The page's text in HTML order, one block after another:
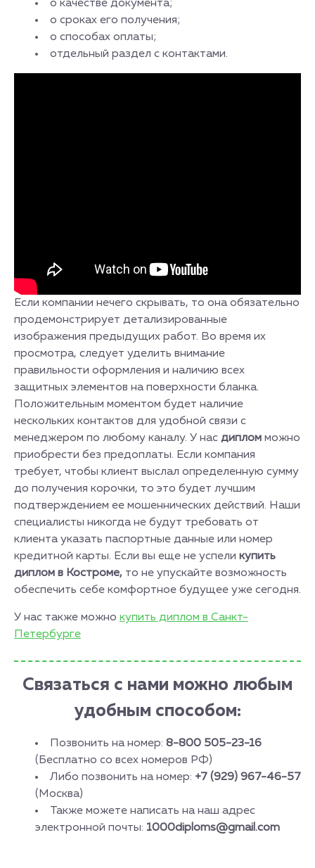
о качестве документа;
о сроках его получения;
о способах оплаты;
отдельный раздел с контактами.
Если компании нечего скрывать, то она обязательно
продемонстрирует детализированные
изображения предыдущих работ. Во время их
просмотра, следует уделить внимание
правильности оформления и наличию всех
защитных элементов на поверхности бланка.
Положительным моментом будет наличие
нескольких контактов для удобной связи с
менеджером по любому каналу. У нас диплом можно
приобрести без предоплаты. Если компания
требует, чтобы клиент выслал определенную сумму
до получения корочки, то это будет лучшим
подтверждением ее мошеннических действий. Наши
специалисты никогда не будут требовать от
клиента указать паспортные данные или номер
кредитной карты. Если вы еще не успели купить
диплом в Костроме, то не упускайте возможность
обеспечить себе комфортное будущее уже сегодня.
У нас также можно купить диплом в Санкт-
Петербурге
Связаться с нами можно любым
удобным способом:
Позвонить на номер: 8-800 505-23-16
(Бесплатно со всех номеров РФ)
Либо позвонить на номер: +7 (929) 967-46-57
(Москва)
Также можете написать на наш адрес
электронной почты: 1000diploms@gmail.com